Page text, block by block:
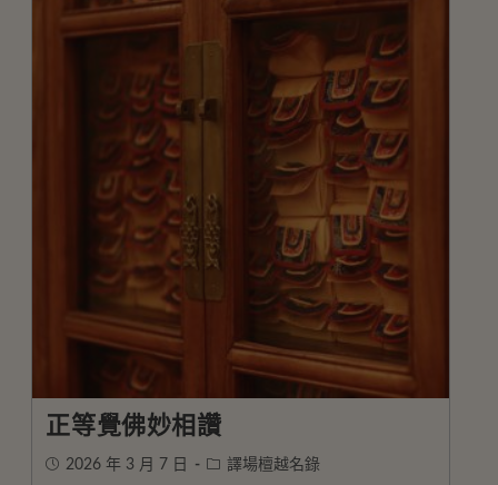
正等覺佛妙相讚
2026 年 3 月 7 日 譯場檀越名錄